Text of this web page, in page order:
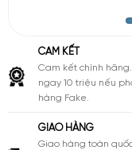
CAM KẾT
Cam kết chính
ngay 10 triệu nếu
hàng Fake.
GIAO HÀNG
Giao hàng toàn